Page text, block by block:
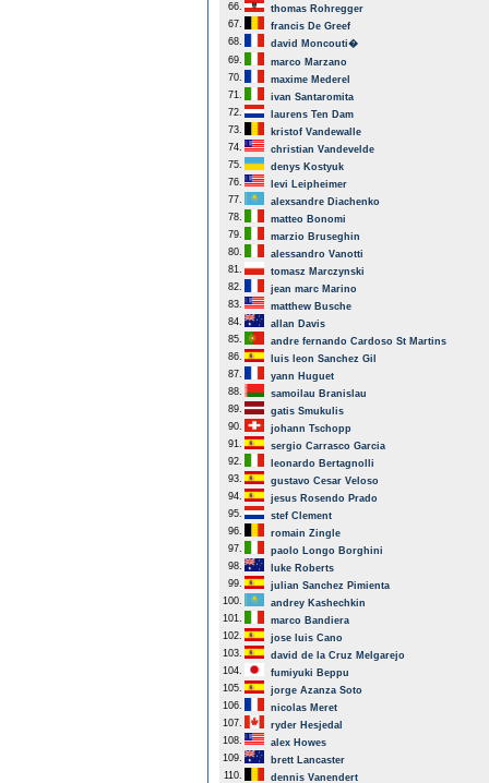
66.
thomas Rohregger
67.
francis De Greef
68.
david Moncouti�
69.
marco Marzano
70.
maxime Mederel
71.
ivan Santaromita
72.
laurens Ten Dam
73.
kristof Vandewalle
74.
christian Vandevelde
75.
denys Kostyuk
76.
levi Leipheimer
77.
alexsandre Diachenko
78.
matteo Bonomi
79.
marzio Bruseghin
80.
alessandro Vanotti
81.
tomasz Marczynski
82.
jean marc Marino
83.
matthew Busche
84.
allan Davis
85.
andre fernando Cardoso St Martins
86.
luis leon Sanchez Gil
87.
yann Huguet
88.
samoilau Branislau
89.
gatis Smukulis
90.
johann Tschopp
91.
sergio Carrasco Garcia
92.
leonardo Bertagnolli
93.
gustavo Cesar Veloso
94.
jesus Rosendo Prado
95.
stef Clement
96.
romain Zingle
97.
paolo Longo Borghini
98.
luke Roberts
99.
julian Sanchez Pimienta
100.
andrey Kashechkin
101.
marco Bandiera
102.
jose luis Cano
103.
david de la Cruz Melgarejo
104.
fumiyuki Beppu
105.
jorge Azanza Soto
106.
nicolas Meret
107.
ryder Hesjedal
108.
alex Howes
109.
brett Lancaster
110.
dennis Vanendert